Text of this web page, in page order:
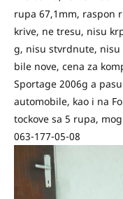
rupa 67,1mm, raspon
krive, ne tresu, nisu
g, nisu stvrdnute, nisu
bile nove, cena za
Sportage 2006g a
automobile, kao i na
tockove sa 5 rupa,
063-177-05-08